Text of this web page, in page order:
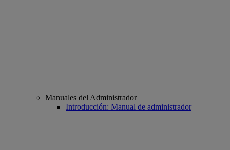
Manuales del Administrador
Introducción: Manual de administrador